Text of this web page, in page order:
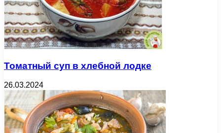
Томатный суп в хлебной лодке
26.03.2024